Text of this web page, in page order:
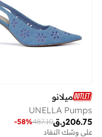
ميلانو
UNELLA Pumps
ر.ق206.75
487.10
-58%
على وشك النفاد